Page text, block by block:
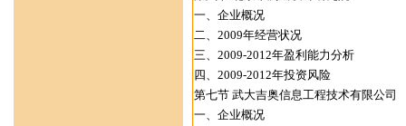
一、企业概况
二、2009年经营状况
三、2009-2012年盈利能力分析
四、2009-2012年投资风险
第七节 武大吉奥信息工程技术有限公司
一、企业概况